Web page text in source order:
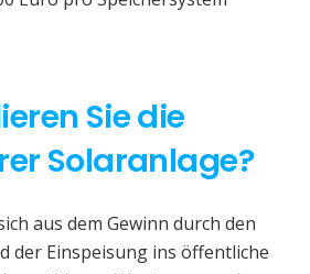
Sie die
Solaranlage?
aus dem Gewinn durch den
der Einspeisung ins öffentliche